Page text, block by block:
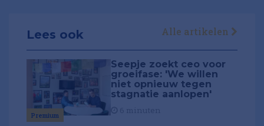
Lees ook Alle artikelen
Premium
Seepje zoekt ceo voor
groeifase: 'We willen
niet opnieuw tegen
stagnatie aanlopen'